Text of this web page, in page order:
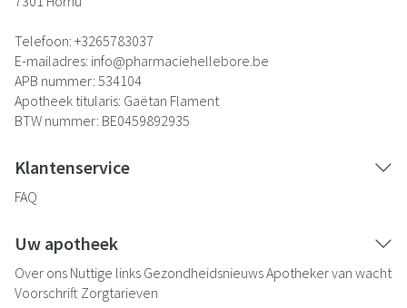
Telefoon: +3265783037
E-mailadres: info@pharmaciehellebore.be
APB nummer: 534104
Apotheek titularis: Gaëtan Flament
BTW nummer: BE0459892935
Klantenservice
FAQ
Uw apotheek
Over ons Nuttige links GezondheidsnieuwsApotheker van wacht
Voorschrift Zorgtarieven